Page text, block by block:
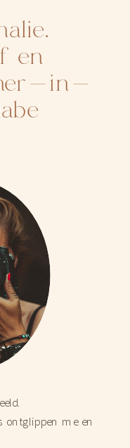
ontglippen me en
en
in-